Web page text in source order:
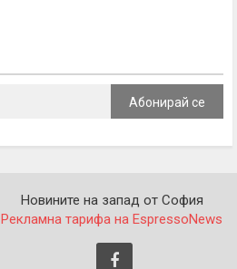
Абонирай се
Новините на запад от София
Рекламна тарифа на EspressoNews